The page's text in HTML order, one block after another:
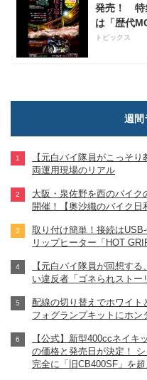
発売！ 特
は「歴代
トピックス
週間
【元白バイ隊員がこっそ
両運用現場のリアル
大阪・泉佐野を西のバイ
開催！【奥沙織のバイク日
取り付け簡単！接続は
リップヒーター「HOT
【元白バイ隊員が回想す
い違反者「ゴネられストー
配線の切り替えでホワイト
フォグランプキットにホ
【公式】新型400ccネイキ
の価格と発売日が決定！
完全に「旧CB400SF」を超